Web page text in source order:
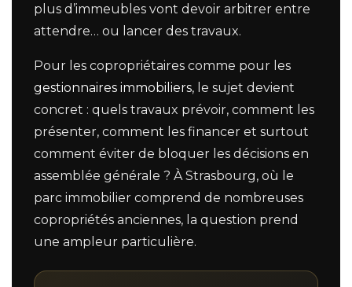
plus d’immeubles vont devoir arbitrer entre
attendre… ou lancer des travaux.
Pour les copropriétaires comme pour les
gestionnaires immobiliers, le sujet devient
concret : quels travaux prévoir, comment les
présenter, comment les financer et surtout
comment éviter de bloquer les décisions en
assemblée générale ? À Strasbourg, où le
parc immobilier comprend de nombreuses
copropriétés anciennes, la question prend
une ampleur particulière.
Prénom
Téléphone
Email